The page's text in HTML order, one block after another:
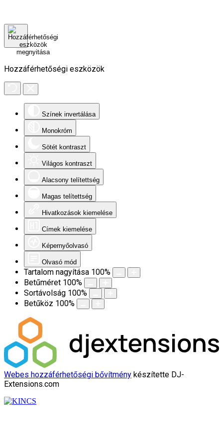
Hozzáférhetőségi eszközök
Színek invertálása
Monokróm
Sötét kontraszt
Világos kontraszt
Alacsony telítettség
Magas telítettség
Hivatkozások kiemelése
Címek kiemelése
Képernyőolvasó
Olvasó mód
Tartalom nagyítása 100%
Betűméret 100%
Sortávolság 100%
Betűköz 100%
Webes hozzáférhetőségi bővítmény készítette DJ-
Extensions.com